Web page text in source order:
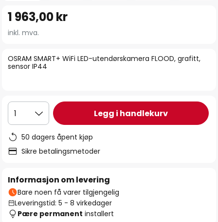
begynnelsen
bildegalleri
OSRAM SMART+ WiFi LED-utendørskamera FLOOD, grafitt,
sensor IP44
1 963,00 kr
inkl. mva.
1 Legg i handlekurv
50 dagers åpent kjøp
Sikre betalingsmetoder
Informasjon om levering
Bare noen få varer tilgjengelig
Leveringstid: 5 - 8 virkedager
Pære permanent installert